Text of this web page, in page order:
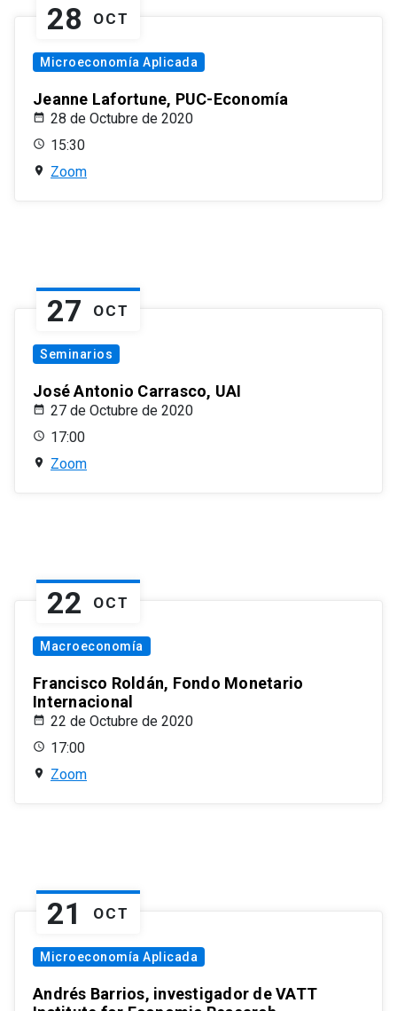
28 OCT
Microeconomía Aplicada
Jeanne Lafortune, PUC-Economía
28 de Octubre de 2020
15:30
Zoom
27 OCT
Seminarios
José Antonio Carrasco, UAI
27 de Octubre de 2020
17:00
Zoom
22 OCT
Macroeconomía
Francisco Roldán, Fondo Monetario
Internacional
22 de Octubre de 2020
17:00
Zoom
21 OCT
Microeconomía Aplicada
Andrés Barrios, investigador de VATT